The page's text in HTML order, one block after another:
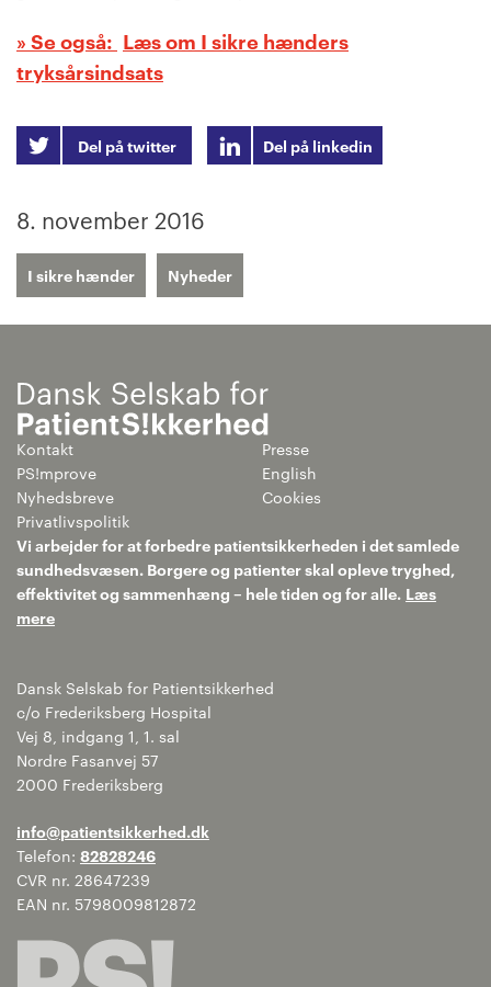
Læs om I sikre hænders
tryksårsindsats
Del på twitter Del på linkedin
8. november 2016
I sikre hænder Nyheder
Kontakt
Presse
PS!mprove
English
Nyhedsbreve
Cookies
Privatlivspolitik
Vi arbejder for at forbedre patientsikkerheden i det samlede
sundhedsvæsen. Borgere og patienter skal opleve tryghed,
effektivitet og sammenhæng – hele tiden og for alle. Læs
mere
Dansk Selskab for Patientsikkerhed
c/o Frederiksberg Hospital
Vej 8, indgang 1, 1. sal
Nordre Fasanvej 57
2000 Frederiksberg
info@patientsikkerhed.dk
Telefon: 82828246
CVR nr. 28647239
EAN nr. 5798009812872